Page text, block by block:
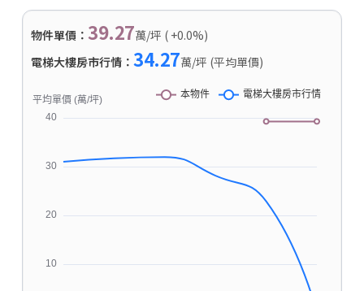
物件單價： 39.27萬/坪 ( +0.0%)
電梯大樓房市行情： 34.27萬/坪 (平均單價)